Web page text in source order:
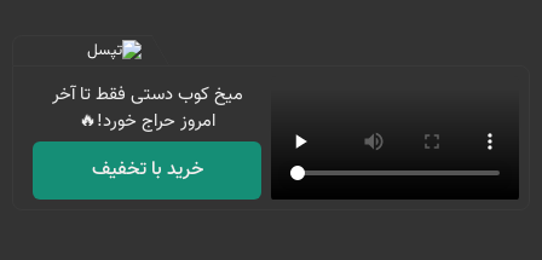
میخ کوب دستی فقط تا آخر
امروز حراج خورد!🔥
خرید با تخفیف